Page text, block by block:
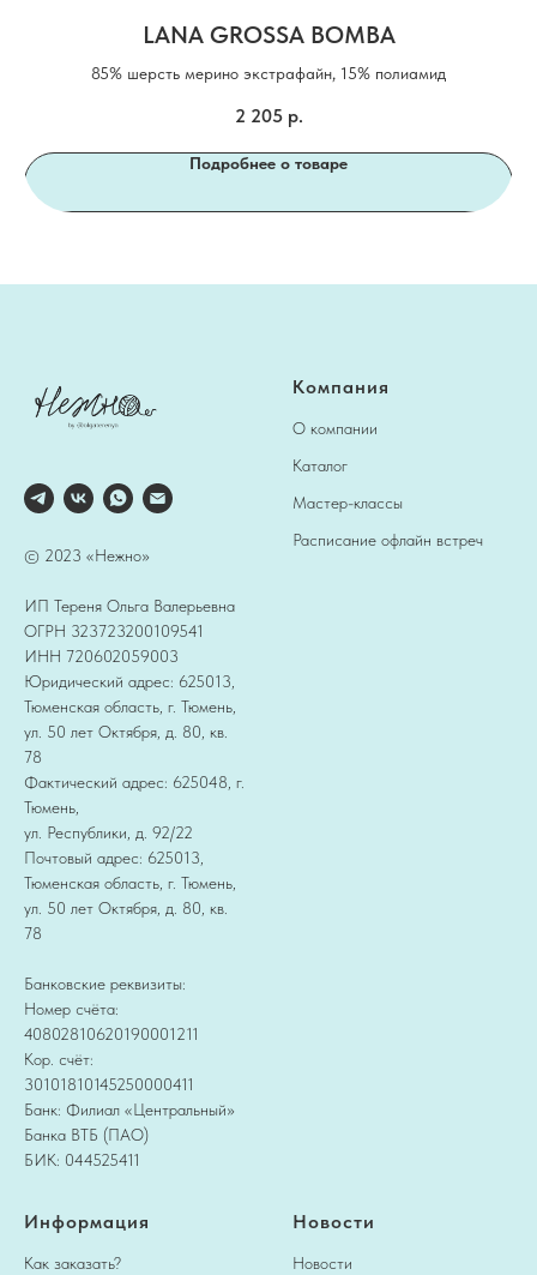
LANA GROSSA BOMBA
85% шерсть мерино экстрафайн, 15% полиамид
2 205 р.
Подробнее о товаре
© 2023 «Нежно»
ИП Тереня Ольга Валерьевна
ОГРН 323723200109541
ИНН 720602059003
Юридический адрес: 625013,
Тюменская область, г. Тюмень,
ул. 50 лет Октября, д. 80, кв.
78
Фактический адрес: 625048, г.
Тюмень,
ул. Республики, д. 92/22
Почтовый адрес: 625013,
Тюменская область, г. Тюмень,
ул. 50 лет Октября, д. 80, кв.
78
Банковские реквизиты:
Номер счёта:
40802810620190001211
Кор. счёт:
30101810145250000411
Банк: Филиал «Центральный»
Банка ВТБ (ПАО)
БИК: 044525411
Компания
О компании
Каталог
Мастер-классы
Расписание офлайн встреч
Информация
Как заказать?
Новости
Новости